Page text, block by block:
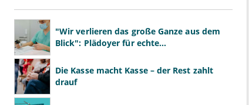
"Wir verlieren das große Ganze aus dem
Blick": Plädoyer für echte
Die Kasse macht Kasse – der Rest zahlt
drauf